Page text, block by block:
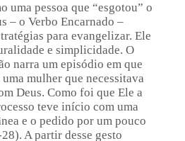
uma pessoa que “esgotou” o
– o Verbo Encarnado –
para evangelizar. Ele
e simplicidade. O
narra um episódio em que
mulher que necessitava
Deus. Como foi que Ele a
teve início com uma
e o pedido por um pouco
A partir desse gesto